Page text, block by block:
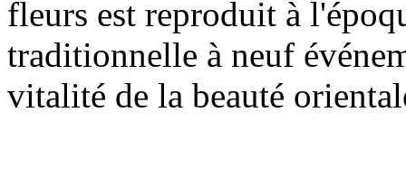
fleurs est reproduit à
traditionnelle à neuf
vitalité de la beauté